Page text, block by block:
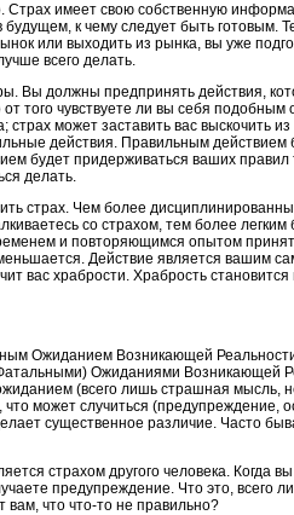
Страх имеет свою собственную
будущем, к чему следует быть готовым.
или выходить из рынка, вы уже
всего делать.
Вы должны предпринять действия,
того чувствуете ли вы себя
может заставить вас выскочить
действия. Правильным действием
будет придерживаться ваших
делать.
страх. Чем более
со страхом, тем более
и повторяющимся опытом
Действие является вашим
вас храбрости. Храбрость
Ожиданием Возникающей
Ожиданиями Возникающей
(всего лишь страшная мысль,
что может случиться (предупреждение,
существенное различие. Часто
страхом другого человека. Когда
предупреждение. Что это, всего
вам, что что-то не правильно?